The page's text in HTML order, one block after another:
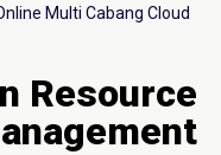
Resource